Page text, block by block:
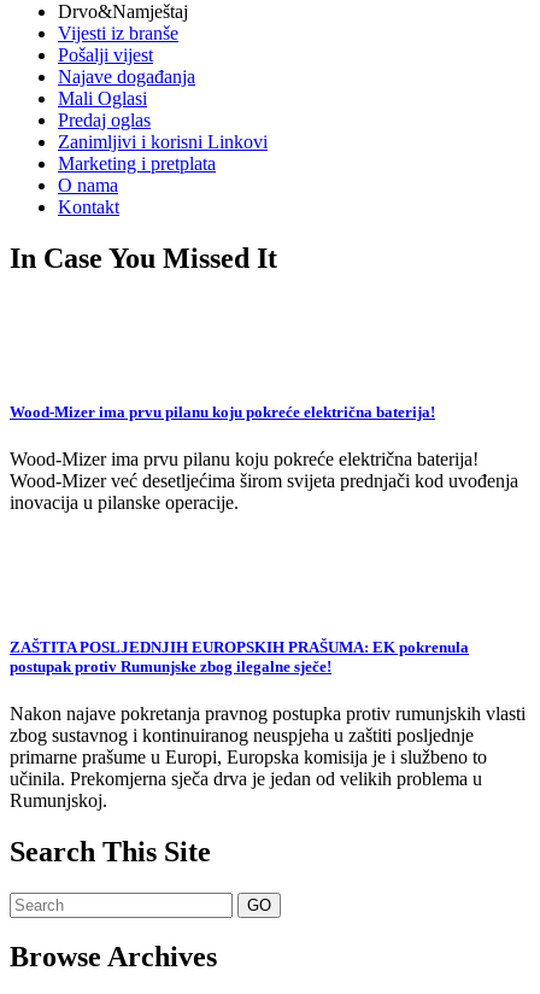
Drvo&Namještaj
Vijesti iz branše
Pošalji vijest
Najave događanja
Mali Oglasi
Predaj oglas
Zanimljivi i korisni Linkovi
Marketing i pretplata
O nama
Kontakt
In Case You Missed It
Wood-Mizer ima prvu pilanu koju pokreće električna baterija!
Wood-Mizer ima prvu pilanu koju pokreće električna baterija!
Wood-Mizer već desetljećima širom svijeta prednjači kod uvođenja
inovacija u pilanske operacije.
ZAŠTITA POSLJEDNJIH EUROPSKIH PRAŠUMA: EK pokrenula
postupak protiv Rumunjske zbog ilegalne sječe!
Nakon najave pokretanja pravnog postupka protiv rumunjskih vlasti
zbog sustavnog i kontinuiranog neuspjeha u zaštiti posljednje
primarne prašume u Europi, Europska komisija je i službeno to
učinila. Prekomjerna sječa drva je jedan od velikih problema u
Rumunjskoj.
Search This Site
Browse Archives